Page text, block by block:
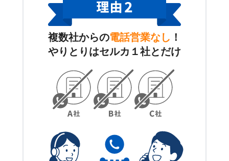
複数社からの電話営業なし ！
やりとりはセルカ１社とだけ